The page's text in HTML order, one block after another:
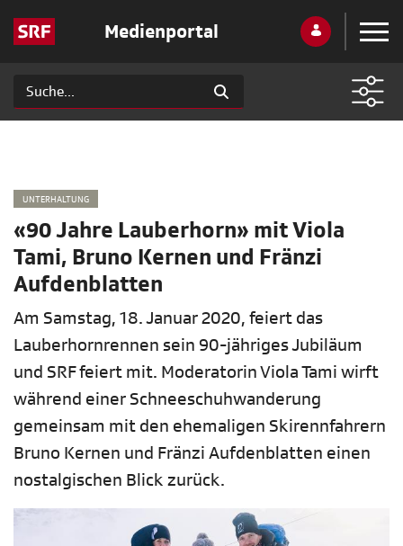
Medienportal
UNTERHALTUNG
«90 Jahre Lauberhorn» mit Viola
Tami, Bruno Kernen und Fränzi
Aufdenblatten
Am Samstag, 18. Januar 2020, feiert das
Lauberhornrennen sein 90-jähriges Jubiläum
und SRF feiert mit. Moderatorin Viola Tami wirft
während einer Schneeschuhwanderung
gemeinsam mit den ehemaligen Skirennfahrern
Bruno Kernen und Fränzi Aufdenblatten einen
nostalgischen Blick zurück.